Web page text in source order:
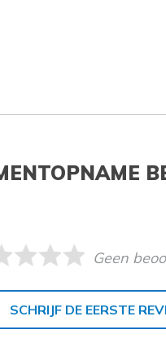
Geen
SCHRIJF DE EERSTE